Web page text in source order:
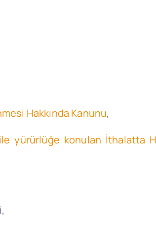
Hakkında Kanunu,
yürürlüğe konulan İthalatta